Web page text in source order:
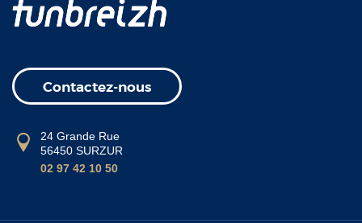
Contactez-nous
24 Grande Rue
56450 SURZUR
02 97 42 10 50